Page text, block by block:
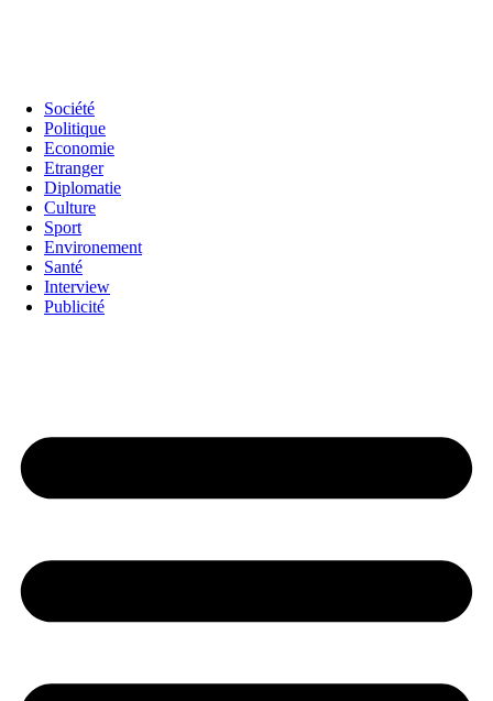
Société
Politique
Economie
Etranger
Diplomatie
Culture
Sport
Environement
Santé
Interview
Publicité